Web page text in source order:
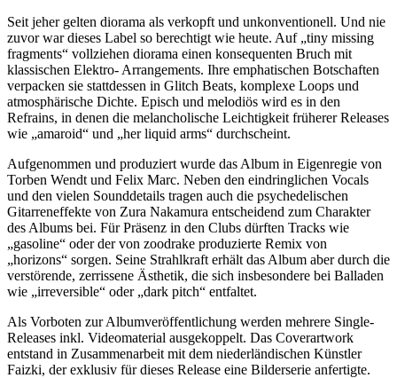
Seit jeher gelten diorama als verkopft und unkonventionell. Und nie
zuvor war dieses Label so berechtigt wie heute. Auf „tiny missing
fragments“ vollziehen diorama einen konsequenten Bruch mit
klassischen Elektro- Arrangements. Ihre emphatischen Botschaften
verpacken sie stattdessen in Glitch Beats, komplexe Loops und
atmosphärische Dichte. Episch und melodiös wird es in den
Refrains, in denen die melancholische Leichtigkeit früherer Releases
wie „amaroid“ und „her liquid arms“ durchscheint.
Aufgenommen und produziert wurde das Album in Eigenregie von
Torben Wendt und Felix Marc. Neben den eindringlichen Vocals
und den vielen Sounddetails tragen auch die psychedelischen
Gitarreneffekte von Zura Nakamura entscheidend zum Charakter
des Albums bei. Für Präsenz in den Clubs dürften Tracks wie
„gasoline“ oder der von zoodrake produzierte Remix von
„horizons“ sorgen. Seine Strahlkraft erhält das Album aber durch die
verstörende, zerrissene Ästhetik, die sich insbesondere bei Balladen
wie „irreversible“ oder „dark pitch“ entfaltet.
Als Vorboten zur Albumveröffentlichung werden mehrere Single-
Releases inkl. Videomaterial ausgekoppelt. Das Coverartwork
entstand in Zusammenarbeit mit dem niederländischen Künstler
Faizki, der exklusiv für dieses Release eine Bilderserie anfertigte.